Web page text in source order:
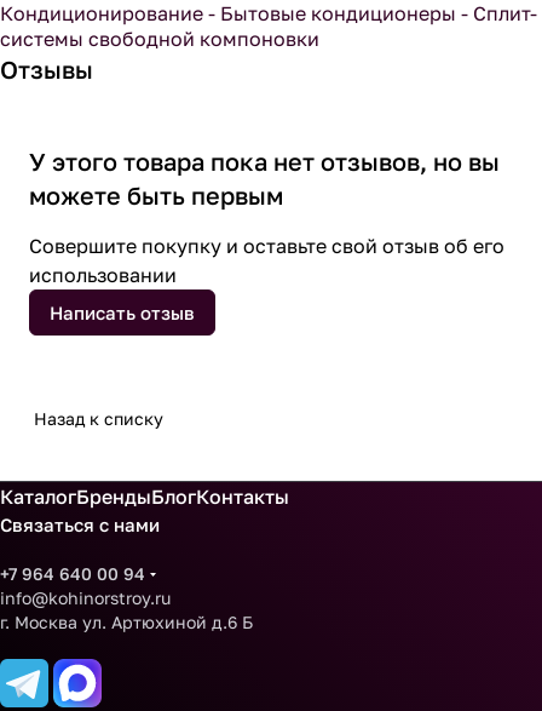
Кондиционирование - Бытовые кондиционеры - Сплит-
системы свободной компоновки
Отзывы
У этого товара пока нет отзывов, но вы
можете быть первым
Совершите покупку и оставьте свой отзыв об его
использовании
Написать отзыв
Назад к списку
КаталогБрендыБлогКонтакты
Связаться с нами
+7 964 640 00 94
info@kohinorstroy.ru
г. Москва ул. Артюхиной д.6 Б